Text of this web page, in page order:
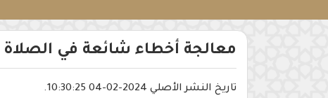
معالجة أخطاء شائعة في الصلاة
تاريخ النشر الأصلي 2024-02-04 10:30:25.